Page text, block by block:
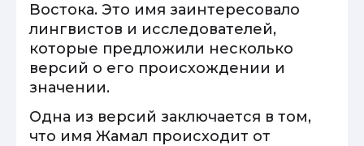
Востока. Это имя заинтересовало
лингвистов и исследователей,
которые предложили несколько
версий о его происхождении и
значении.
Одна из версий заключается в том,
что имя Жамал происходит от